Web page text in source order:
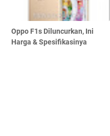
Oppo F1s Diluncurkan, Ini
Harga & Spesifikasinya